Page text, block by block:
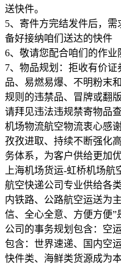
送快件。
5、寄件方完结发件后，
备好接纳咱们送达的快件
6、敬请您配合咱们的作业
7、物品规划：拒收有价
品、易燃易爆、不明粉末
规则的违禁品、冒牌或翻
请拜见违法违规禁寄物品查
机场物流航空物流衷心感
孜孜进取、持续不断强化
务体系，为客户供给更加
上海机场货运-虹桥机场航
航空快递公司专业供给各
内铁路、公路航空运送为
信、全心全意、方便方便
公司的事务规划包含：空
包含：世界速递、国内空
快件类、海鲜类货源成为